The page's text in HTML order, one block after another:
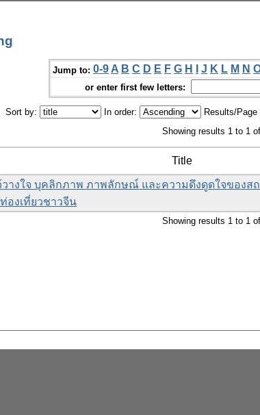
Jump to: 0-9 A B C D E F G H J K L M N
or enter first few letters:
Sort by: In order: Results/Page
Showing results 1 to 1
Title
างใจ บุคลิกภาพ ภาพลักษณ์ และความดึงดูดใจของส
องเที่ยวชาวจีน
Showing results 1 to 1